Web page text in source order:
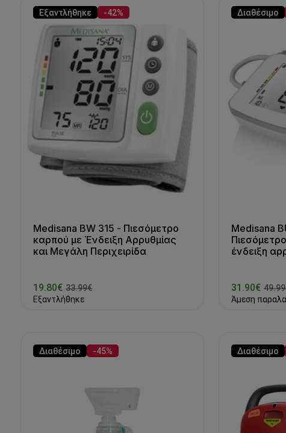
Εξαντλήθηκε -42%
Medisana BW 315 - Πιεσόμετρο
καρπού με Ένδειξη Αρρυθμίας
και Μεγάλη Περιχειρίδα
19.80€ 33.99€
Εξαντλήθηκε
Διαθέσιμο
Medisana
ένδειξη
31.90€
Άμεση
Διαθέσιμο -45% Διαθέσιμο